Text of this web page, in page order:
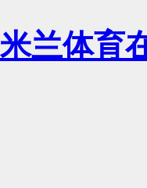
米兰体育